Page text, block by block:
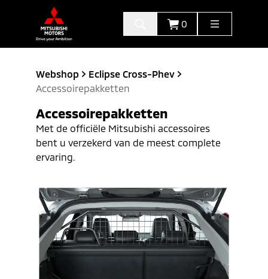
0
Webshop
Eclipse Cross-Phev
Accessoirepakketten
Accessoirepakketten
Met de officiële Mitsubishi accessoires
bent u verzekerd van de meest complete
ervaring.